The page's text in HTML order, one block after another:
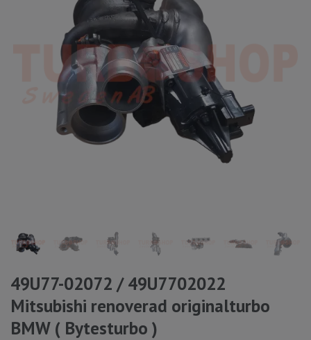
49U77-02072 / 49U7702022
Mitsubishi renoverad originalturbo
BMW ( Bytesturbo )